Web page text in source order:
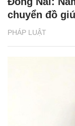
PHÁP LUẬT
chuyển đồ